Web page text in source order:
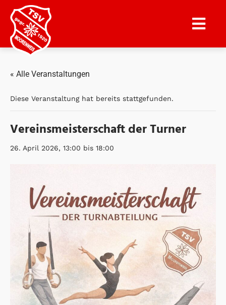
« Alle Veranstaltungen
Diese Veranstaltung hat bereits stattgefunden.
Vereinsmeisterschaft der Turner
26. April 2026, 13:00 bis 18:00